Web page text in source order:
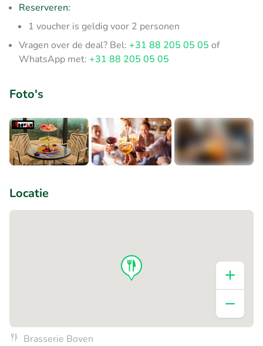
Reserveren:
1 voucher is geldig voor 2 personen
Vragen over de deal? Bel: +31 88 205 05 05 of
WhatsApp met: +31 88 205 05 05
Foto's
Locatie
Brasserie Boven